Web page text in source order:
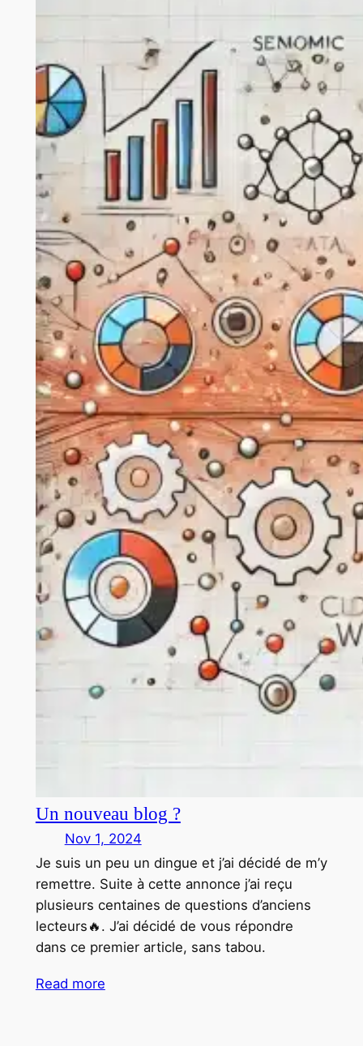
Un nouveau blog ?
Nov 1, 2024
Je suis un peu un dingue et j’ai décidé de m’y
remettre. Suite à cette annonce j’ai reçu
plusieurs centaines de questions d’anciens
lecteurs🔥. J’ai décidé de vous répondre
dans ce premier article, sans tabou.
Read more